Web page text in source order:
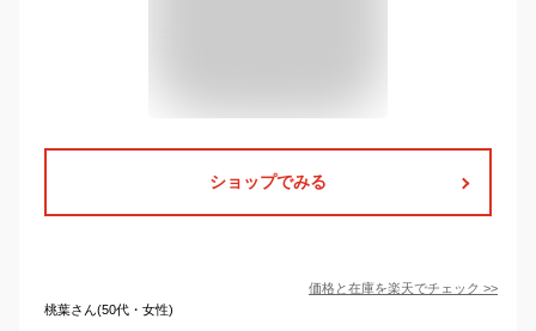
ショップでみる
価格と在庫を楽天でチェック >>
桃葉さん(50代・女性)